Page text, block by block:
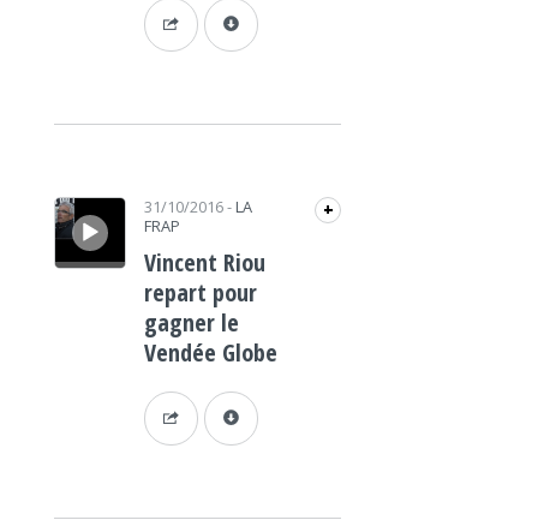
Lecteur audio 31/10/2016- LA
FRAP
+
Vincent Riou
repart pour
gagner le
Vendée Globe